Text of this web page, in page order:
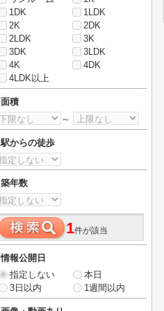
1DK
1LDK
2K
2DK
2LDK
3K
3DK
3LDK
4K
4DK
4LDK以上
面積
～
駅からの徒歩
築年数
1件が該当
情報公開日
指定しない
本日
3日以内
1週間以内